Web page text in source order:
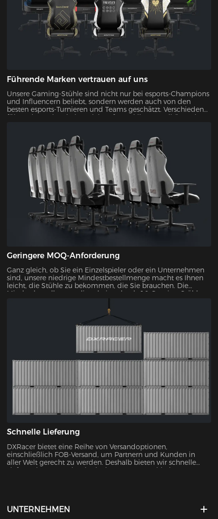
Führende Marken vertrauen auf uns
Unsere Gaming-Stühle sind nicht nur bei esports-Champions
und Influencern beliebt, sondern werden auch von den
besten esports-Turnieren und Teams geschätzt. Verschiedene
führende Marken haben sich aufgrund ihrer Qualität und
Geringere MOQ-Anforderung
Ganz gleich, ob Sie ein Einzelspieler oder ein Unternehmen
sind, unsere niedrige Mindestbestellmenge macht es Ihnen
leicht, die Stühle zu bekommen, die Sie brauchen. Die
Mindestbestellmenge liegt bei mehr als 10 Gaming-Stühlen,
Schnelle Lieferung
DXRacer bietet eine Reihe von Versandoptionen,
einschließlich FOB-Versand, um Partnern und Kunden in
aller Welt gerecht zu werden. Deshalb bieten wir schnelle
Lieferoptionen an, damit Sie Ihren neuen Stuhl ohne
UNTERNEHMEN